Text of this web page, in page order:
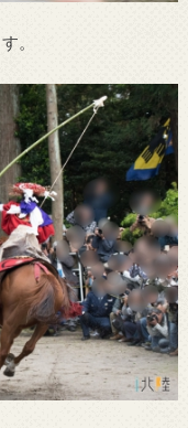
。